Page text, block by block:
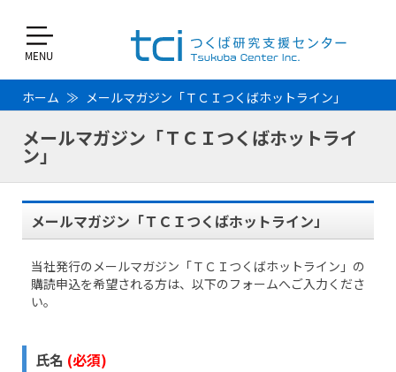
ホーム メールマガジン「ＴＣＩつくばホットライン」
メールマガジン「ＴＣＩつくばホットライ
ン」
メールマガジン「ＴＣＩつくばホットライン」
当社発行のメールマガジン「ＴＣＩつくばホットライン」の
購読申込を希望される方は、以下のフォームへご入力くださ
い。
氏名 (必須)